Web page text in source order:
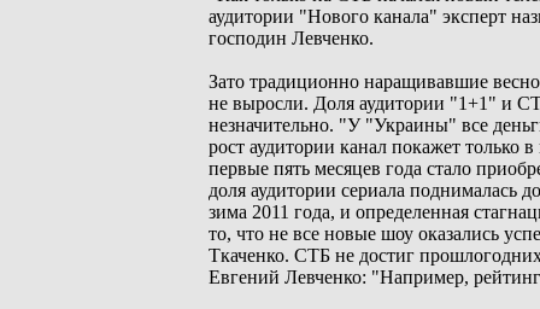
аудитории "Нового канала" эксперт
господин Левченко.
Зато традиционно наращивавшие
не выросли. Доля аудитории "1+1" и
незначительно. "У "Украины" все
рост аудитории канал покажет
первые пять месяцев года стало
доля аудитории сериала
зима 2011 года, и определенная
то, что не все новые шоу оказались
Ткаченко. СТБ не достиг прошлогодних
Евгений Левченко: "Например,